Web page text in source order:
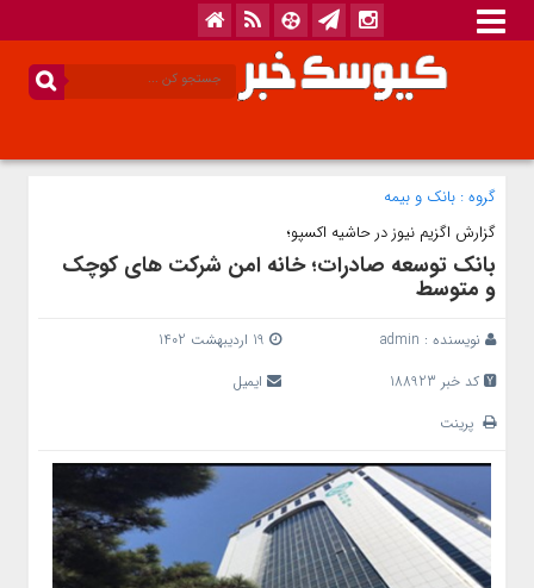
گروه : بانک‌ و بیمه
گزارش اگزیم نیوز در حاشیه اکسپو؛
بانک توسعه صادرات؛ خانه امن شرکت های کوچک
و متوسط
نویسنده : admin
کد خبر 188923
ایمیل
پرینت